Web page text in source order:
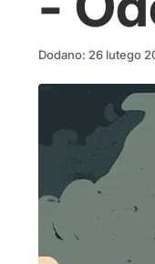
Dodano: 26 lutego